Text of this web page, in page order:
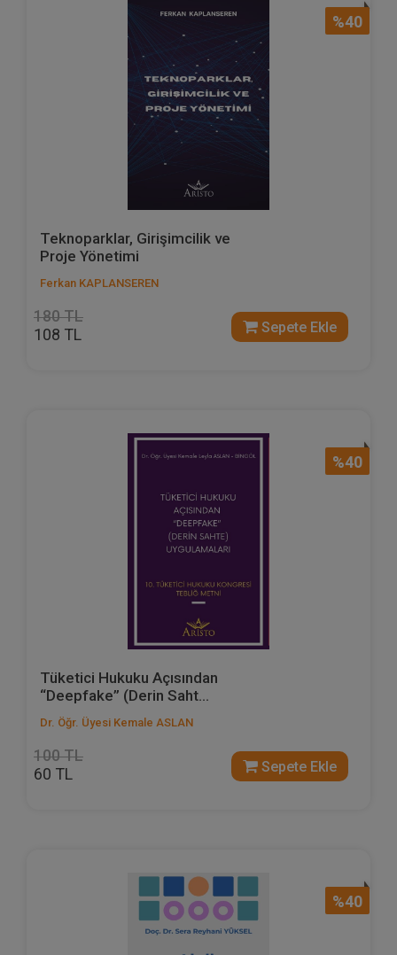
%40
Teknoparklar, Girişimcilik ve
Proje Yönetimi
Ferkan KAPLANSEREN
180 TL
108 TL Sepete Ekle
%40
Tüketici Hukuku Açısından
“Deepfake” (Derin Saht...
Dr. Öğr. Üyesi Kemale ASLAN
100 TL
60 TL Sepete Ekle
%40